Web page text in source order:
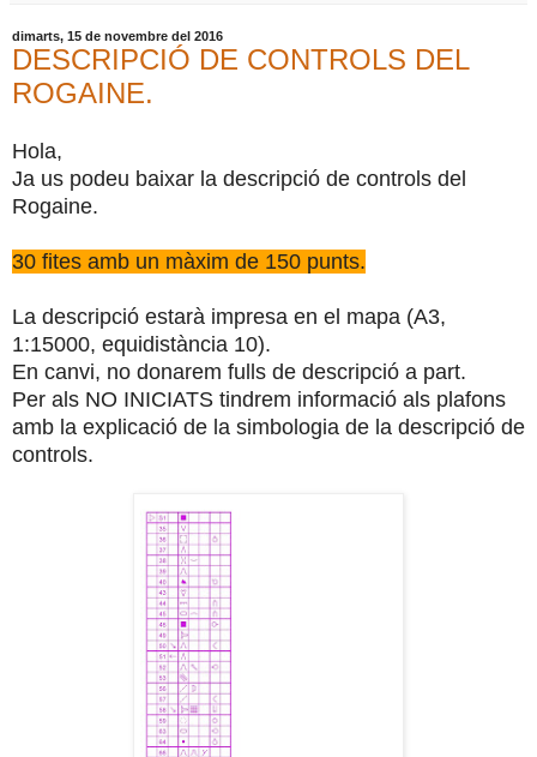
dimarts, 15 de novembre del 2016
DESCRIPCIÓ DE CONTROLS DEL
ROGAINE.
Hola,
Ja us podeu baixar la descripció de controls del
Rogaine.
30 fites amb un màxim de 150 punts.
La descripció estarà impresa en el mapa (A3,
1:15000, equidistància 10).
En canvi, no donarem fulls de descripció a part.
Per als NO INICIATS tindrem informació als plafons
amb la explicació de la simbologia de la descripció de
controls.